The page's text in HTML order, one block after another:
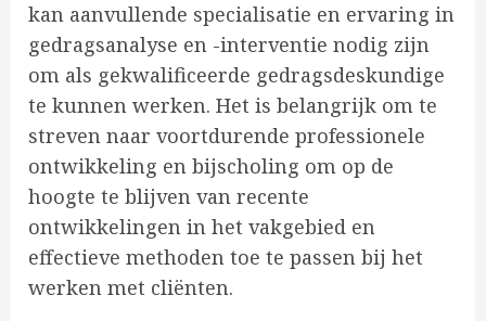
kan aanvullende specialisatie en ervaring in
gedragsanalyse en -interventie nodig zijn
om als gekwalificeerde gedragsdeskundige
te kunnen werken. Het is belangrijk om te
streven naar voortdurende professionele
ontwikkeling en bijscholing om op de
hoogte te blijven van recente
ontwikkelingen in het vakgebied en
effectieve methoden toe te passen bij het
werken met cliënten.